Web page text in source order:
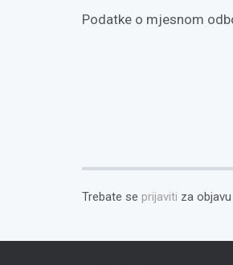
Podatke o mjesnom
Trebate se prijaviti za